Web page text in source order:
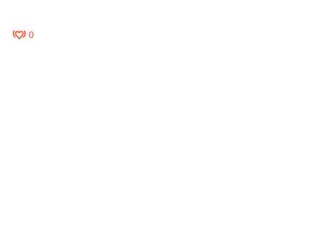
0